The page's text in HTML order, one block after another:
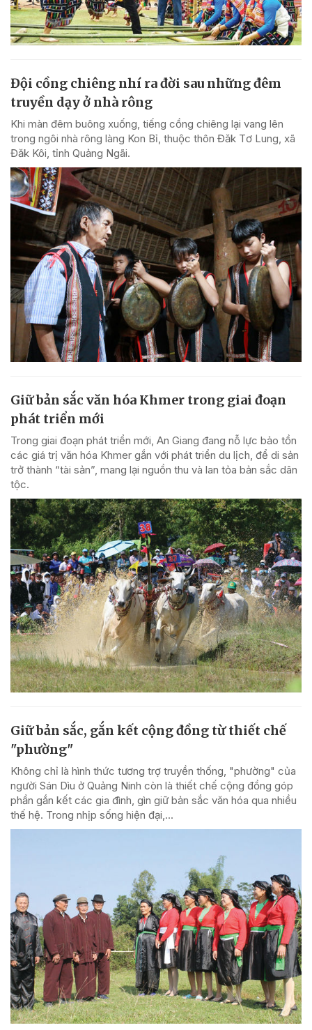
Đội cồng chiêng nhí ra đời sau những đêm
truyền dạy ở nhà rông
Khi màn đêm buông xuống, tiếng cồng chiêng lại vang lên
trong ngôi nhà rông làng Kon Bỉ, thuộc thôn Đăk Tơ Lung, xã
Đăk Kôi, tỉnh Quảng Ngãi.
Giữ bản sắc văn hóa Khmer trong giai đoạn
phát triển mới
Trong giai đoạn phát triển mới, An Giang đang nỗ lực bảo tồn
các giá trị văn hóa Khmer gắn với phát triển du lịch, để di sản
trở thành “tài sản”, mang lại nguồn thu và lan tỏa bản sắc dân
tộc.
Giữ bản sắc, gắn kết cộng đồng từ thiết chế
"phường"
Không chỉ là hình thức tương trợ truyền thống, "phường" của
người Sán Dìu ở Quảng Ninh còn là thiết chế cộng đồng góp
phần gắn kết các gia đình, gìn giữ bản sắc văn hóa qua nhiều
thế hệ. Trong nhịp sống hiện đại,...